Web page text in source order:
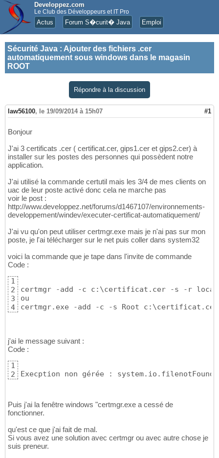
Developpez.com
Le Club des Développeurs et IT Pro
Actus Forum S�curit� Java Emploi
Sécurité Java : Ajouter des fichiers .cer
automatiquement sous windows dans le magasin
ROOT
Répondre à la discussion
law56100, le 19/09/2014 à 15h07 #1
Bonjour
J'ai 3 certificats .cer ( certificat.cer, gips1.cer et gips2.cer) à
installer sur les postes des personnes qui possèdent notre
application.
J'ai utilisé la commande certutil mais les 3/4 de mes clients on
uac de leur poste activé donc cela ne marche pas
voir le post :
http://www.developpez.net/forums/d1467107/environnements-
developpement/windev/executer-certificat-automatiquement/
J'ai vu qu'on peut utiliser certmgr.exe mais je n'ai pas sur mon
poste, je l'ai télécharger sur le net puis coller dans system32
voici la commande que je tape dans l'invite de commande
Code :
1
2
3
4
certmgr -add -c c:\certificat.cer -s -r
ou
certmgr.exe -add -c -s Root c:\certificat.cer
j'ai le message suivant :
Code :
1
2
Execption non gérée :
Puis j'ai la fenêtre windows "certmgr.exe a cessé de
fonctionner.
qu'est ce que j'ai fait de mal.
Si vous avez une solution avec certmgr ou avec autre chose je
suis preneur.